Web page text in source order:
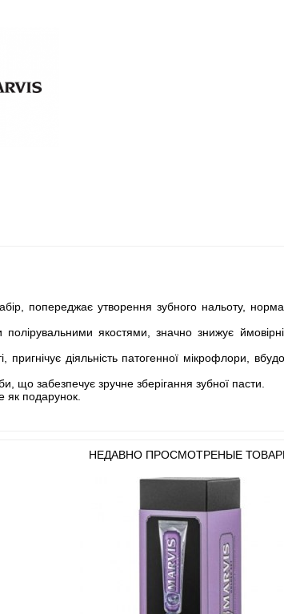
попереджає утворення зубного нальоту,
якостями, значно знижує
пригнічує діяльність патогенної мікрофлори,
що забезпечує зручне зберігання зубної пасти.
як подарунок.
НЕДАВНО ПРОСМОТРЕНЫЕ